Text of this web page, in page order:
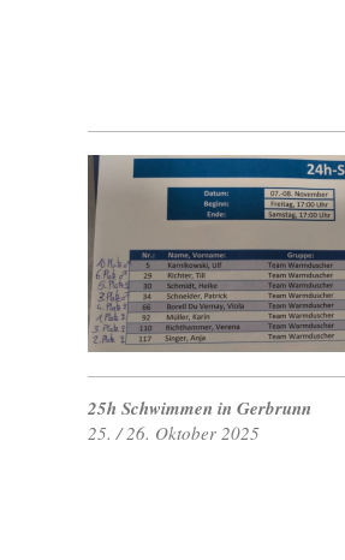
25h Schwimmen in Gerbrunn
25. / 26. Oktober 2025